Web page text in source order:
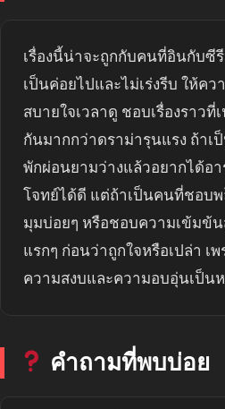
เรื่องนี้น่าจะถูกกับคนที่อินกับซี
เป็นค่อยไปและไม่เร่งรีบ ให้ค
สบายใจเวลาดู ชอบเรื่องราว
กันมากกว่าดราม่ารุนแรง ถ้าเ
พักผ่อนยามว่างแล้วอยากได้อ
โจทย์ได้ดี แต่ถ้าเป็นคนที่ชอบ
มุมบ่อยๆ หรือชอบความเข้มข้
แรกๆ ก่อนว่าถูกใจหรือเปล่า เ
ความสงบและความอบอุ่นเป็น
คำถามที่พบบ่อย